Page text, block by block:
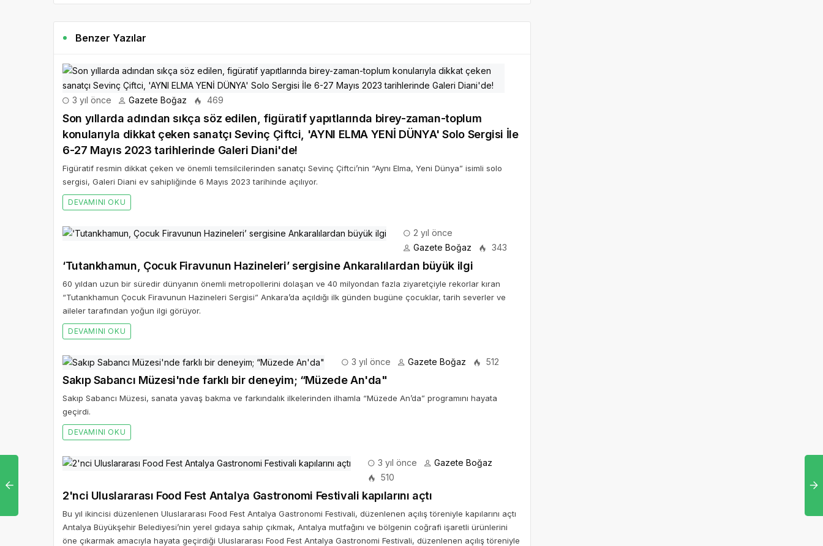
Benzer Yazılar
3 yıl önce Gazete Boğaz 469
Son yıllarda adından sıkça söz edilen, figüratif yapıtlarında birey-zaman-toplum
konularıyla dikkat çeken sanatçı Sevinç Çiftci, 'AYNI ELMA YENİ DÜNYA' Solo Sergisi İle
6-27 Mayıs 2023 tarihlerinde Galeri Diani'de!
Figüratif resmin dikkat çeken ve önemli temsilcilerinden sanatçı Sevinç Çiftci’nin “Aynı Elma, Yeni Dünya” isimli solo
sergisi, Galeri Diani ev sahipliğinde 6 Mayıs 2023 tarihinde açılıyor.
DEVAMINI OKU
2 yıl önce
Gazete Boğaz
343
‘Tutankhamun, Çocuk Firavunun Hazineleri’ sergisine Ankaralılardan büyük ilgi
60 yıldan uzun bir süredir dünyanın önemli metropollerini dolaşan ve 40 milyondan fazla ziyaretçiyle rekorlar kıran
“Tutankhamun Çocuk Firavunun Hazineleri Sergisi” Ankara’da açıldığı ilk günden bugüne çocuklar, tarih severler ve
aileler tarafından yoğun ilgi görüyor.
DEVAMINI OKU
3 yıl önce Gazete Boğaz 512
Sakıp Sabancı Müzesi'nde farklı bir deneyim; “Müzede An'da"
Sakıp Sabancı Müzesi, sanata yavaş bakma ve farkındalık ilkelerinden ilhamla “Müzede An’da” programını hayata
geçirdi.
DEVAMINI OKU
3 yıl önce
Gazete Boğaz
510
2'nci Uluslararası Food Fest Antalya Gastronomi Festivali kapılarını açtı
Bu yıl ikincisi düzenlenen Uluslararası Food Fest Antalya Gastronomi Festivali, düzenlenen açılış töreniyle kapılarını açtı
Antalya Büyükşehir Belediyesi’nin yerel gıdaya sahip çıkmak, Antalya mutfağını ve bölgenin coğrafi işaretli ürünlerini
öne çıkarmak amacıyla hayata geçirdiği Uluslararası Food Fest Antalya Gastronomi Festivali, düzenlenen açılış töreniyle